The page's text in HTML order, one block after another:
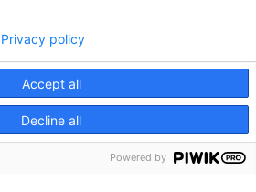
Desenvolupat per
Accept all
Decline all
Privacy policy
Powered by